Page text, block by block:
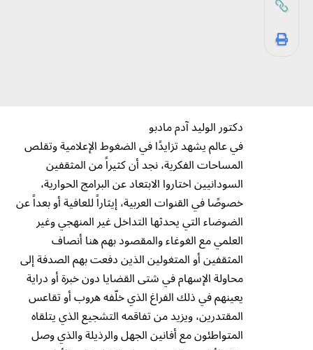
دكتور الوليد آدم مادبو
في عالم يشهد تزايدًا في الضغوط الإعلامية وتقلص
المساحات الفكرية، نجد أن كثيراً من المثقفين
السودانيين اختاروا الابتعاد عن البرامج الحوارية،
خصوصًا في القنوات العربية، إيثاراً للعافية أو بعداً عن
الضوضاء التي يحدثها التداخل غير المنهجي وغير
العلمي مع الغوغاء والمقصود بهم هنا أنصاف
المثقفين أو المتغولين الذين دفعت بهم الصدفة إلى
محاولة الإسهام في شتى القضايا دون خبرة أو دراية
يعينهم في ذلك الفراغ الذي خلّفه هروب أو تقاعس
المقتدرين، ویزید من تفاقمه التشجيع الذي یتلقاه
المتواطئون مع أفانين الجهل والرذيلة والذي وصل